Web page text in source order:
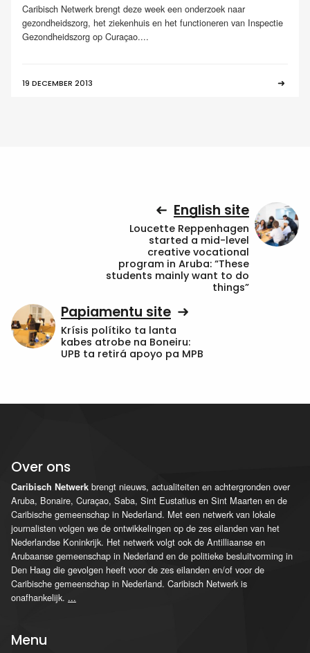
Caribisch Netwerk brengt deze week een onderzoek naar
gezondheidszorg, het ziekenhuis en het functioneren van Inspectie
Gezondheidszorg op Curaçao....
19 DECEMBER 2013
English site
Loucette Reppenhagen
started a mid-level
creative vocational
program in Aruba: “These
students mainly want to do
things”
Papiamentu site
Krísis polítiko ta lanta
kabes atrobe na Boneiru:
UPB ta retirá apoyo pa MPB
Over ons
Caribisch Netwerk brengt nieuws, actualiteiten en achtergronden over
Aruba, Bonaire, Curaçao, Saba, Sint Eustatius en Sint Maarten en de
Caribische gemeenschap in Nederland. Met een netwerk van lokale
journalisten volgen we de ontwikkelingen op de zes eilanden van het
Nederlandse Koninkrijk. Het netwerk volgt ook de Antilliaanse en
Arubaanse gemeenschap in Nederland en de politieke besluitvorming in
Den Haag die gevolgen heeft voor de zes eilanden en/of voor de
Caribische gemeenschap in Nederland. Caribisch Netwerk is
onafhankelijk. ...
Menu